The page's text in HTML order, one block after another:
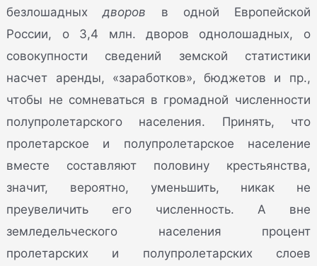
безлошадныхдворов в одной Европейской
России, о 3,4 млн. дворов однолошадных, о
совокупности сведений земской статистики
насчет аренды, «заработков», бюджетов и пр.,
чтобы не сомневаться в громадной численности
полупролетарского населения. Принять, что
пролетарское и полупролетарское население
вместе составляют половину крестьянства,
значит, вероятно, уменьшить, никак не
преувеличить его численность. А вне
земледельческого населения процент
пролетарских и полупролетарских слоев